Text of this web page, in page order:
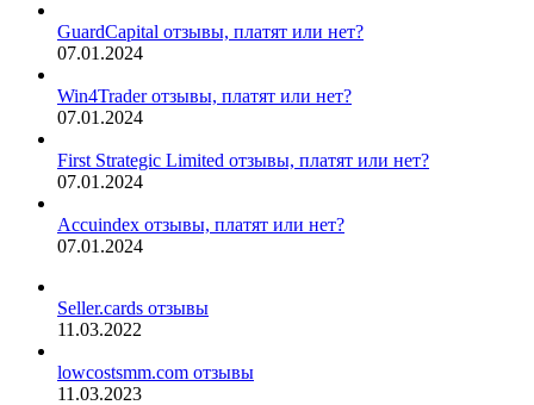
GuardCapital отзывы, платят или нет?
07.01.2024
Win4Trader отзывы, платят или нет?
07.01.2024
First Strategic Limited отзывы, платят или нет?
07.01.2024
Accuindex отзывы, платят или нет?
07.01.2024
Seller.cards отзывы
11.03.2022
lowcostsmm.com отзывы
11.03.2023